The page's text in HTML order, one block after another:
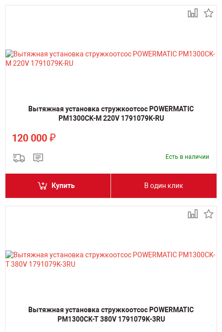
Вытяжная установка стружкоотсос POWERMATIC
PM1300CK-M 220V 1791079K-RU
120 000 ₽
Есть в наличии
Купить В один клик
Вытяжная установка стружкоотсос POWERMATIC
PM1300CK-T 380V 1791079K-3RU